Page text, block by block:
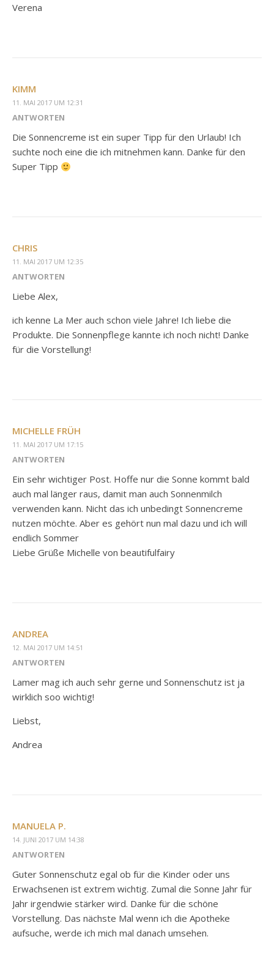
Verena
KIMM
11. MAI 2017 UM 12:31
ANTWORTEN
Die Sonnencreme ist ein super Tipp für den Urlaub! Ich
suchte noch eine die ich mitnehmen kann. Danke für den
Super Tipp
CHRIS
11. MAI 2017 UM 12:35
ANTWORTEN
Liebe Alex,
ich kenne La Mer auch schon viele Jahre! Ich liebe die
Produkte. Die Sonnenpflege kannte ich noch nicht! Danke
für die Vorstellung!
MICHELLE FRÜH
11. MAI 2017 UM 17:15
ANTWORTEN
Ein sehr wichtiger Post. Hoffe nur die Sonne kommt bald
auch mal länger raus, damit man auch Sonnenmilch
verwenden kann. Nicht das ich unbedingt Sonnencreme
nutzen möchte. Aber es gehört nun mal dazu und ich will
endlich Sommer
Liebe Grüße Michelle von beautifulfairy
ANDREA
12. MAI 2017 UM 14:51
ANTWORTEN
Lamer mag ich auch sehr gerne und Sonnenschutz ist ja
wirklich soo wichtig!
Liebst,
Andrea
MANUELA P.
14. JUNI 2017 UM 14:38
ANTWORTEN
Guter Sonnenschutz egal ob für die Kinder oder uns
Erwachsenen ist extrem wichtig. Zumal die Sonne Jahr für
Jahr irgendwie stärker wird. Danke für die schöne
Vorstellung. Das nächste Mal wenn ich die Apotheke
aufsuche, werde ich mich mal danach umsehen.